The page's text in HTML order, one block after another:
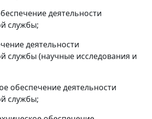
деятельности
службы;
деятельности
службы (научные исследования и
обеспечение деятельности
службы;